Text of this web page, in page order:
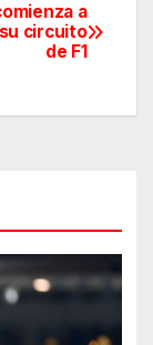
a
circuito
de F1